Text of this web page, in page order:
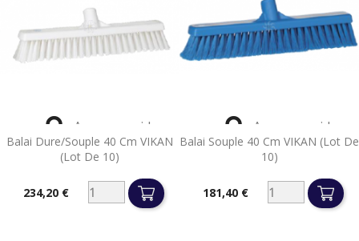
Balai Dure/souple 40 Cm VIKAN
(lot De 10)
Prix234,20 €
 Aperçu rapide
Balai Souple 40 Cm VIKAN (lot De
10)
181,40 €
 Aperçu rapide